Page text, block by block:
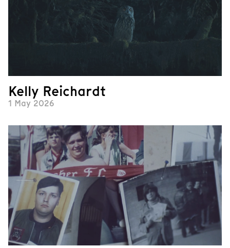
Kelly Reichardt
1 May 2026